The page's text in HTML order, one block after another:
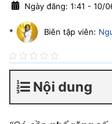
Ngày đăng: 1:41 - 10/
* Biên tập viên:
Nội dung